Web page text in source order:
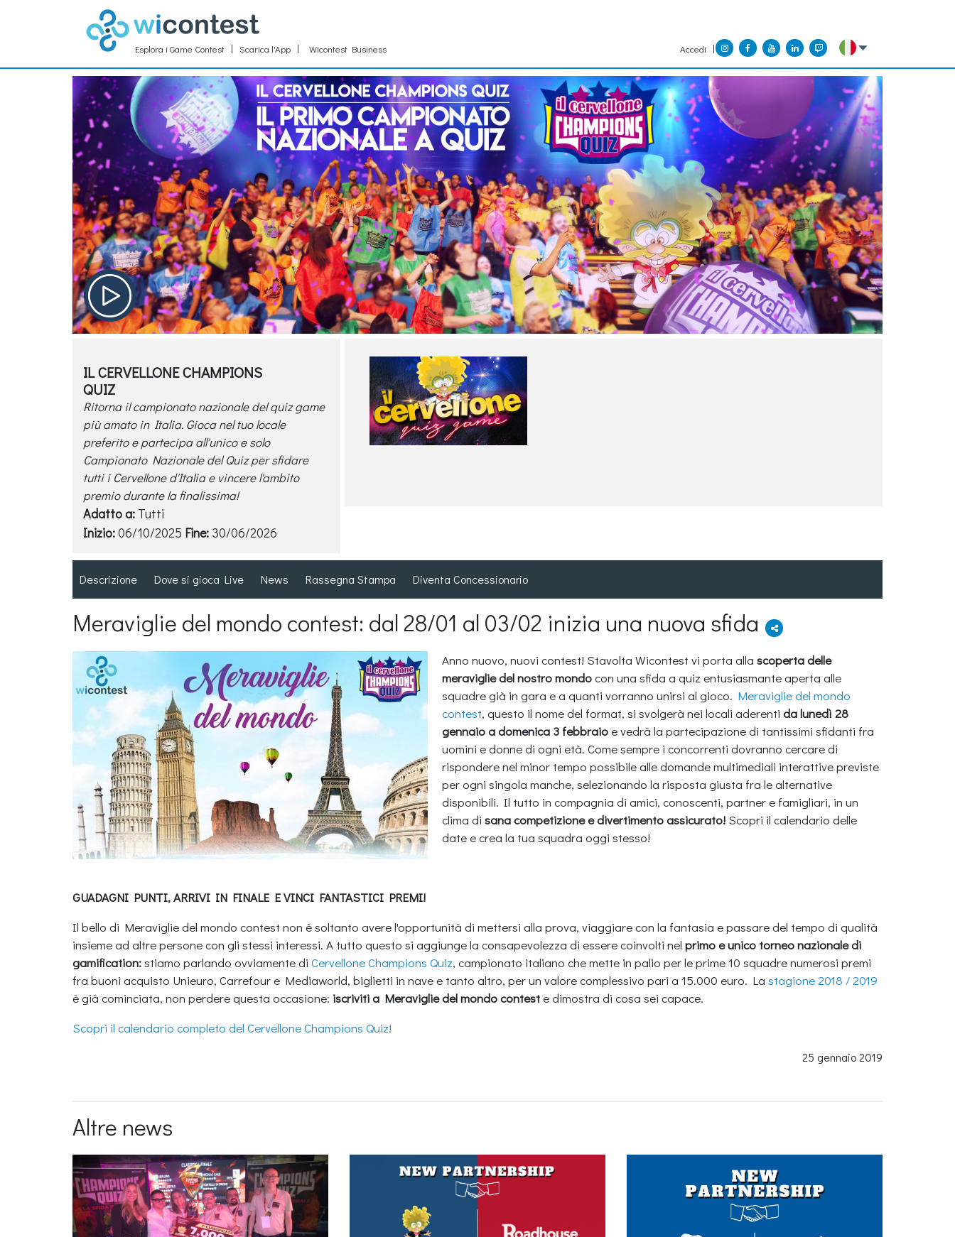
Esplora i Game Contest Scarica l'App Wicontest Business Accedi
IL CERVELLONE CHAMPIONS
QUIZ
Ritorna il campionato nazionale del quiz game
più amato in Italia. Gioca nel tuo locale
preferito e partecipa all'unico e solo
Campionato Nazionale del Quiz per sfidare
tutti i Cervellone d'Italia e vincere l'ambito
premio durante la finalissima!
Adatto a: Tutti
Inizio:06/10/2025 Fine: 30/06/2026
Descrizione Dove si gioca Live News Rassegna Stampa Diventa Concessionario
Meraviglie del mondo contest: dal 28/01 al 03/02 inizia una nuova sfida
Anno nuovo, nuovi contest! Stavolta Wicontest vi porta alla scoperta delle
meraviglie del nostro mondocon una sfida a quiz entusiasmante aperta alle
squadre già in gara e a quanti vorranno unirsi al gioco. Meraviglie del mondo
contest, questo il nome del format, si svolgerà nei locali aderenti da lunedì 28
gennaio a domenica 3 febbraioe vedrà la partecipazione di tantissimi sfidanti fra
uomini e donne di ogni età. Come sempre i concorrenti dovranno cercare di
rispondere nel minor tempo possibile alle domande multimediali interattive previste
per ogni singola manche, selezionando la risposta giusta fra le alternative
disponibili. Il tutto in compagnia di amici, conoscenti, partner e famigliari, in un
clima di sana competizione e divertimento assicurato! Scopri il calendario delle
date e crea la tua squadra oggi stesso!
GUADAGNI PUNTI, ARRIVI IN FINALE E VINCI FANTASTICI PREMI!
Il bello di Meraviglie del mondo contest non è soltanto avere l'opportunità di mettersi alla prova, viaggiare con la fantasia e passare del tempo di qualità
insieme ad altre persone con gli stessi interessi. A tutto questo si aggiunge la consapevolezza di essere coinvolti nel primo e unico torneo nazionale di
gamification:stiamo parlando ovviamente di Cervellone Champions Quiz, campionato italiano che mette in palio per le prime 10 squadre numerosi premi
fra buoni acquisto Unieuro, Carrefour e Mediaworld, biglietti in nave e tanto altro, per un valore complessivo pari a 15.000 euro. La stagione 2018 / 2019
è già cominciata, non perdere questa occasione: iscriviti a Meraviglie del mondo conteste dimostra di cosa sei capace.
Scopri il calendario completo del Cervellone Champions Quiz!
25 gennaio 2019
Altre news